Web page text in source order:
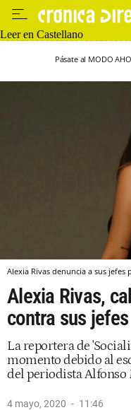
Leer en Castellano
Pásate al MODO
Alexia Rivas denuncia a sus
Alexia Rivas,
contra sus jefes
La reportera de
momento debido al
del periodista Alfonso
4 mayo, 2020 11:46